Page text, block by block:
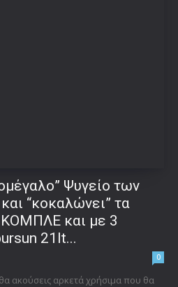
Ψυγείο των
“κοκαλώνει” τα
και με 3
21lt...
0
ακούσεις αρκετά χρήσιμα που θα